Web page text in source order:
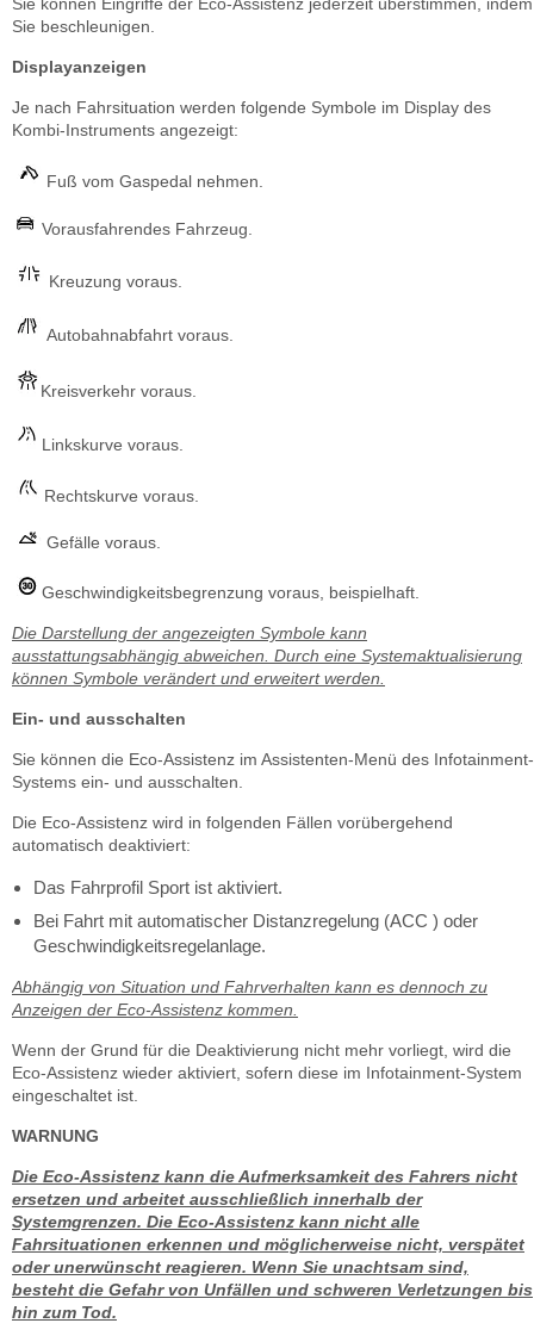
Sie beschleunigen.
Displayanzeigen
Je nach Fahrsituation werden folgende Symbole im Display des
Kombi-Instruments angezeigt:
Fuß vom Gaspedal nehmen.
Vorausfahrendes Fahrzeug.
Kreuzung voraus.
Autobahnabfahrt voraus.
Kreisverkehr voraus.
Linkskurve voraus.
Rechtskurve voraus.
Gefälle voraus.
Geschwindigkeitsbegrenzung voraus, beispielhaft.
Die Darstellung der angezeigten Symbole kann
ausstattungsabhängig abweichen. Durch eine Systemaktualisierung
können Symbole verändert und erweitert werden.
Ein- und ausschalten
Sie können die Eco-Assistenz im Assistenten-Menü des Infotainment-
Systems ein- und ausschalten.
Die Eco-Assistenz wird in folgenden Fällen vorübergehend
automatisch deaktiviert:
Das Fahrprofil Sport ist aktiviert.
Bei Fahrt mit automatischer Distanzregelung (ACC ) oder
Geschwindigkeitsregelanlage.
Abhängig von Situation und Fahrverhalten kann es dennoch zu
Anzeigen der Eco-Assistenz kommen.
Wenn der Grund für die Deaktivierung nicht mehr vorliegt, wird die
Eco-Assistenz wieder aktiviert, sofern diese im Infotainment-System
eingeschaltet ist.
WARNUNG
Die Eco-Assistenz kann die Aufmerksamkeit des Fahrers nicht
ersetzen und arbeitet ausschließlich innerhalb der
Systemgrenzen. Die Eco-Assistenz kann nicht alle
Fahrsituationen erkennen und möglicherweise nicht, verspätet
oder unerwünscht reagieren. Wenn Sie unachtsam sind,
besteht die Gefahr von Unfällen und schweren Verletzungen bis
hin zum Tod.